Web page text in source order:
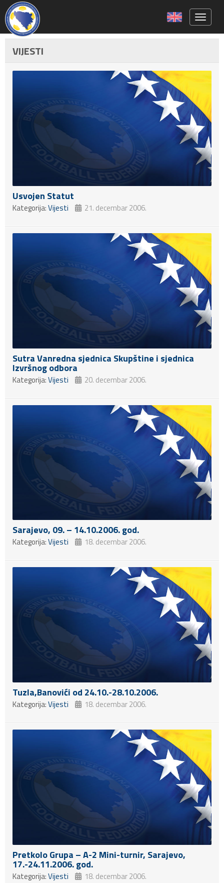
VIJESTI
Usvojen Statut
Kategorija:Vijesti 21. decembar 2006.
Sutra Vanredna sjednica Skupštine i sjednica
Izvršnog odbora
Kategorija:Vijesti 20. decembar 2006.
Sarajevo, 09. – 14.10.2006. god.
Kategorija:Vijesti 18. decembar 2006.
Tuzla,Banovići od 24.10.-28.10.2006.
Kategorija:Vijesti 18. decembar 2006.
Pretkolo Grupa – A-2 Mini-turnir, Sarajevo,
17.-24.11.2006. god.
Kategorija:Vijesti 18. decembar 2006.